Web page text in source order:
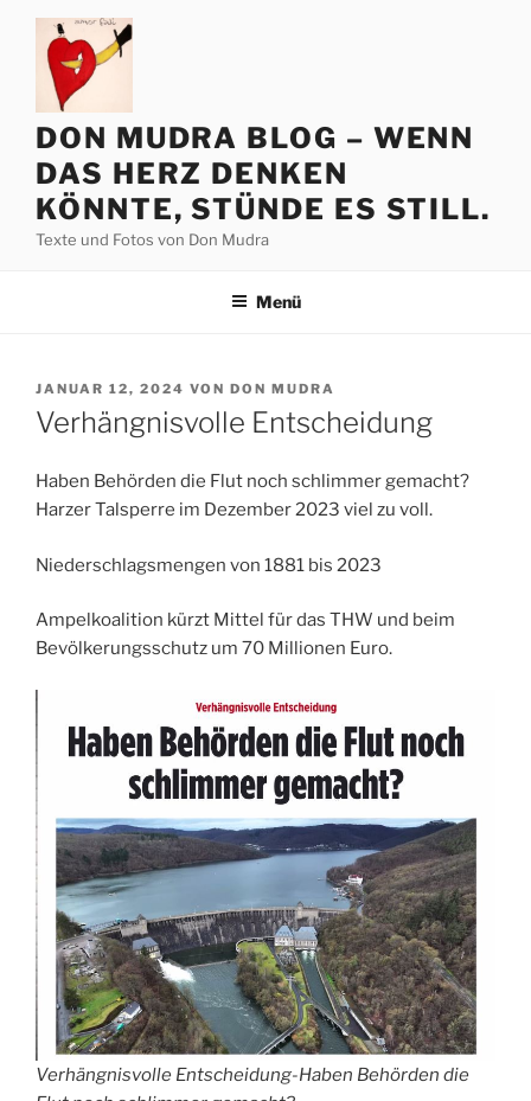
Zum
springen
DON MUDRA BLOG – WENN
DAS HERZ DENKEN
KÖNNTE, STÜNDE ES STILL.
Texte und Fotos von Don Mudra
Menü
VERÖFFENTLICHT
AM
JANUAR 12, 2024 VON DON MUDRA
Verhängnisvolle Entscheidung
Haben Behörden die Flut noch schlimmer gemacht?
Harzer Talsperre im Dezember 2023 viel zu voll.
Niederschlagsmengen von 1881 bis 2023
Ampelkoalition kürzt Mittel für das THW und beim
Bevölkerungsschutz um 70 Millionen Euro.
Verhängnisvolle Entscheidung-Haben Behörden die